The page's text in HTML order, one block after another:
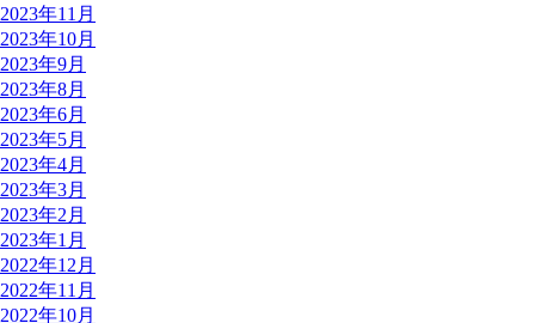
2023年11月
2023年10月
2023年9月
2023年8月
2023年6月
2023年5月
2023年4月
2023年3月
2023年2月
2023年1月
2022年12月
2022年11月
2022年10月